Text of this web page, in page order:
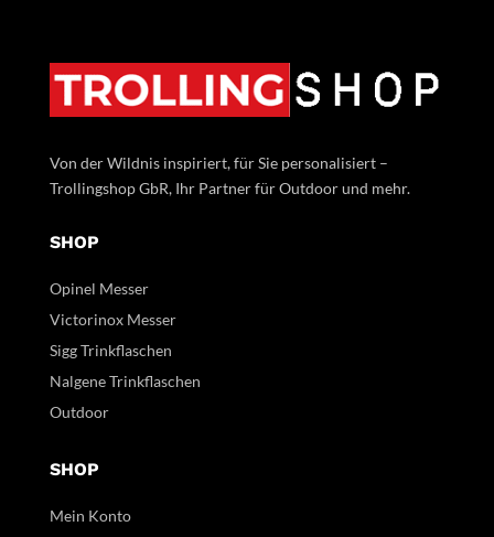
Von der Wildnis inspiriert, für Sie personalisiert –
Trollingshop GbR, Ihr Partner für Outdoor und mehr.
SHOP
Opinel Messer
Victorinox Messer
Sigg Trinkflaschen
Nalgene Trinkflaschen
Outdoor
SHOP
Mein Konto